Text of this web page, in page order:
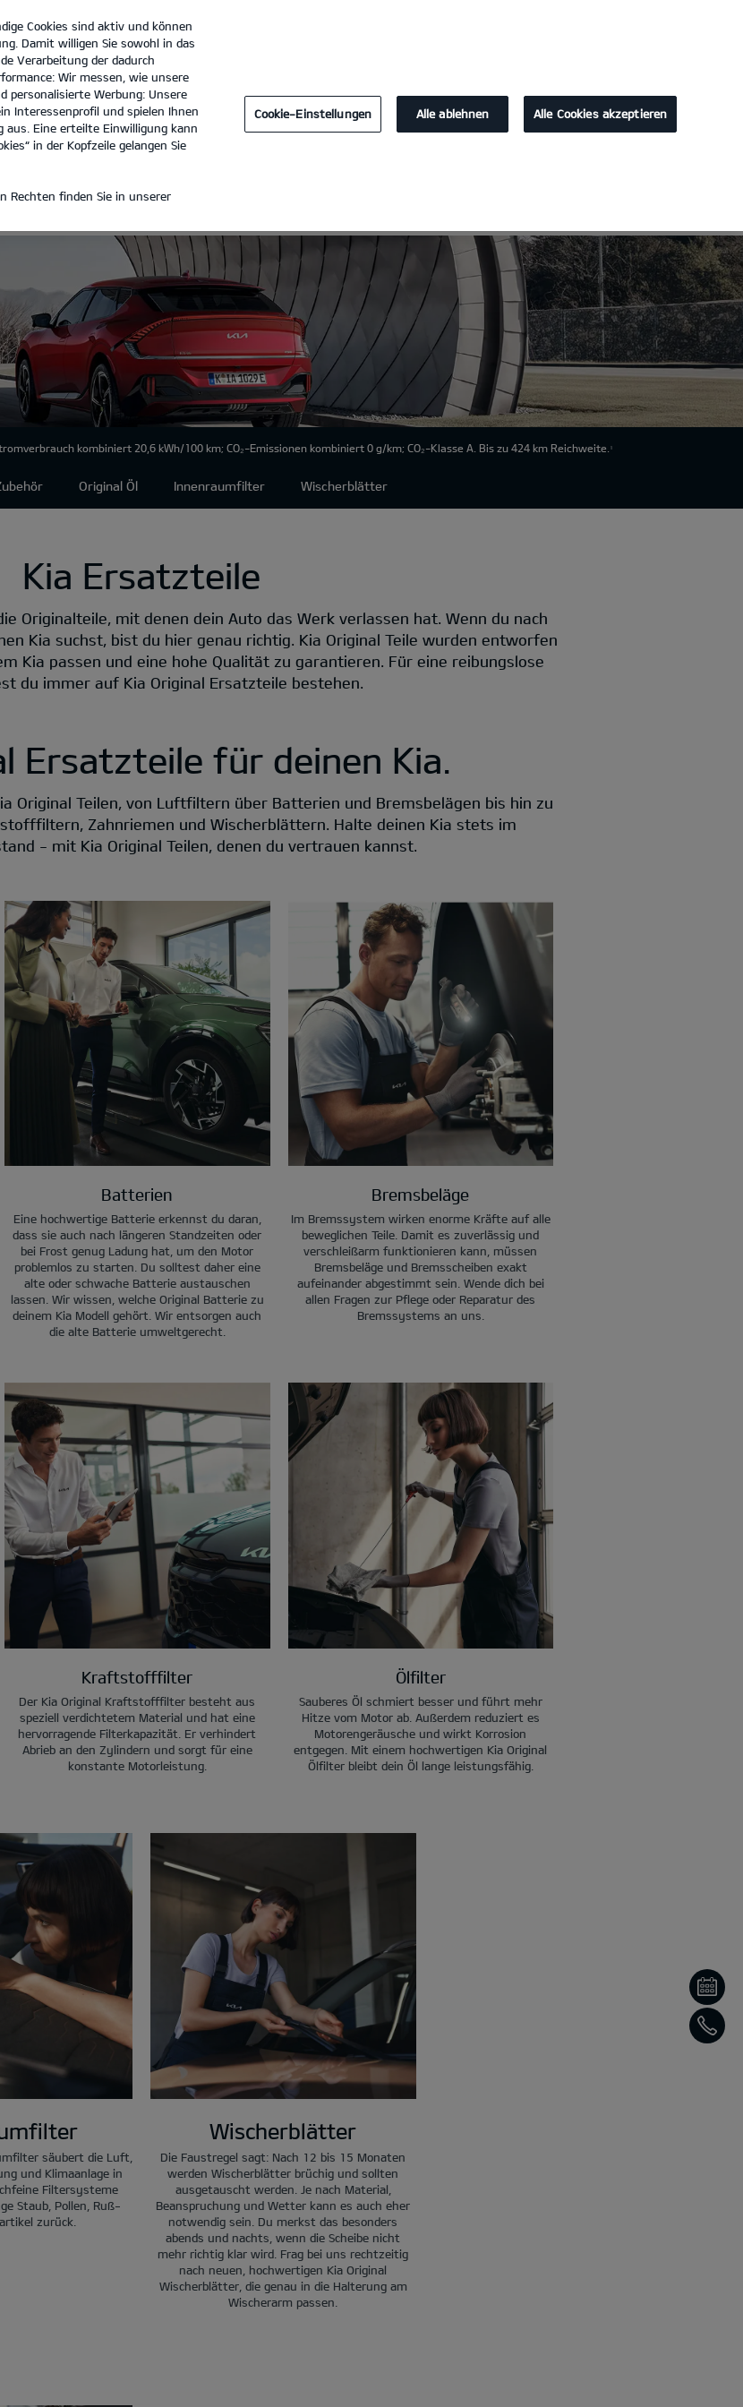
Schultheiß GmbH Tel. :
kombiniert 20,6 kWh/100 km; CO₂-Emissionen kombiniert 0 g/km; CO₂-Klasse A. Bis zu 424 km Reichweite. 1
Original Öl Innenraumfilter Wischerblätter
Kia Ersatzteile
Originalteile, mit denen dein Auto das Werk verlassen hat. Wenn du nach
Kia suchst, bist du hier genau richtig. Kia Original Teile wurden entworfen
Kia passen und eine hohe Qualität zu garantieren. Für eine reibungslose
du immer auf Kia Original Ersatzteile bestehen.
Ersatzteile für deinen Kia.
Original Teilen, von Luftfiltern über Batterien und Bremsbelägen bis hin zu
Zahnriemen und Wischerblättern. Halte deinen Kia stets im
- mit Kia Original Teilen, denen du vertrauen kannst.
Batterien
Eine hochwertige Batterie erkennst du daran,
dass sie auch nach längeren Standzeiten oder
bei Frost genug Ladung hat, um den Motor
problemlos zu starten. Du solltest daher eine
alte oder schwache Batterie austauschen
lassen. Wir wissen, welche Original Batterie zu
deinem Kia Modell gehört. Wir entsorgen auch
die alte Batterie umweltgerecht.
Bremsbeläge
Im Bremssystem wirken enorme Kräfte auf alle
beweglichen Teile. Damit es zuverlässig und
verschleißarm funktionieren kann, müssen
Bremsbeläge und Bremsscheiben exakt
aufeinander abgestimmt sein. Wende dich bei
allen Fragen zur Pflege oder Reparatur des
Bremssystems an uns.
Kraftstofffilter
Der Kia Original Kraftstofffilter besteht aus
speziell verdichtetem Material und hat eine
hervorragende Filterkapazität. Er verhindert
Abrieb an den Zylindern und sorgt für eine
konstante Motorleistung.
Ölfilter
Sauberes Öl schmiert besser und führt mehr
Hitze vom Motor ab. Außerdem reduziert es
Motorengeräusche und wirkt Korrosion
entgegen. Mit einem hochwertigen Kia Original
Ölfilter bleibt dein Öl lange leistungsfähig.
säubert die Luft,
und Klimaanlage in
Filtersysteme
Staub, Pollen, Ruß-
zurück.
Wischerblätter
Die Faustregel sagt: Nach 12 bis 15 Monaten
werden Wischerblätter brüchig und sollten
ausgetauscht werden. Je nach Material,
Beanspruchung und Wetter kann es auch eher
notwendig sein. Du merkst das besonders
abends und nachts, wenn die Scheibe nicht
mehr richtig klar wird. Frag bei uns rechtzeitig
nach neuen, hochwertigen Kia Original
Wischerblätter, die genau in die Halterung am
Wischerarm passen.
Cookies sind aktiv und können
Damit willigen Sie sowohl in das
Verarbeitung der dadurch
Wir messen, wie unsere
Werbung: Unsere
Interessenprofil und spielen Ihnen
aus. Eine erteilte Einwilligung kann
in der Kopfzeile gelangen Sie
Rechten finden Sie in unserer
Cookie-Einstellungen Alle ablehnen Alle Cookies akzeptieren